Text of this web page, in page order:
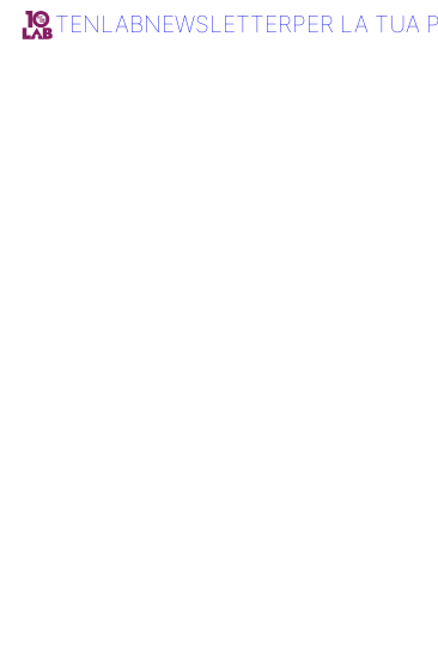
TENLABNEWSLETTERPER LA TUA